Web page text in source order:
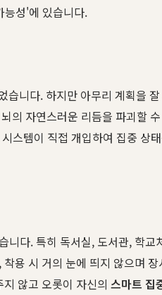
능성'에 있습니다.
니다. 하지만 아무리 계획을
의 자연스러운 리듬을 파괴할
템이 직접 개입하여 집중 상
다. 특히 독서실, 도서관, 학
용 시 거의 눈에 띄지 않으며
않고 오롯이 자신의 스마트 집